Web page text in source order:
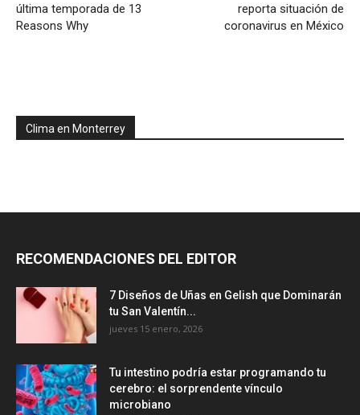
última temporada de 13
Reasons Why
reporta situación de
coronavirus en México
Clima en Monterrey
RECOMENDACIONES DEL EDITOR
7 Diseños de Uñas en Gelish que Dominarán
tu San Valentín...
jueves 15 enero, 2026
Tu intestino podría estar programando tu
cerebro: el sorprendente vínculo
microbiano